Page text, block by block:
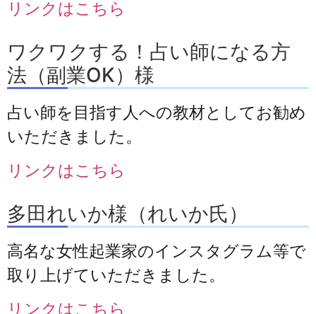
リンクはこちら
ワクワクする！占い師になる方
法（副業OK）様
占い師を目指す人への教材としてお勧め
いただきました。
リンクはこちら
多田れいか様（れいか氏）
高名な女性起業家のインスタグラム等で
取り上げていただきました。
リンクはこちら